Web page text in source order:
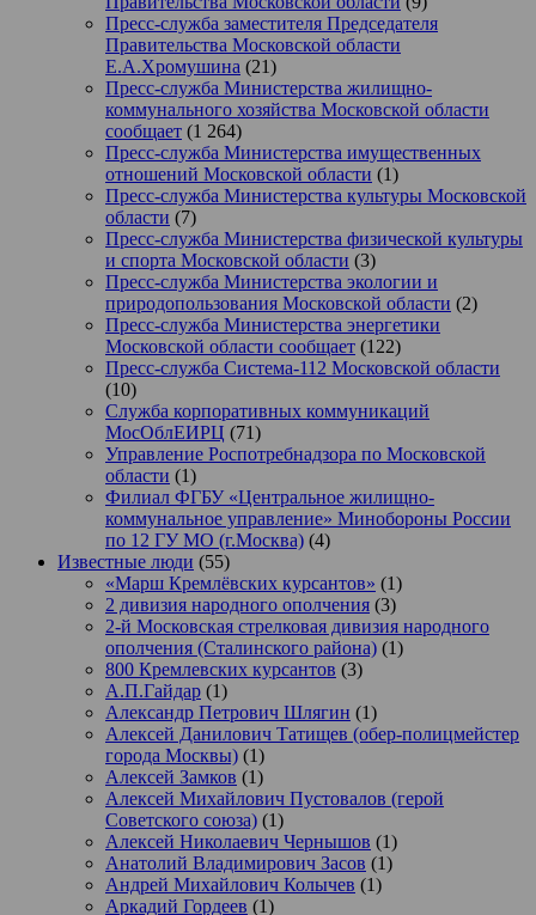
Пресс-служба заместителя Председателя
Правительства Московской области
Е.А.Хромушина (21)
Пресс-служба Министерства жилищно-
коммунального хозяйства Московской области
сообщает (1 264)
Пресс-служба Министерства имущественных
отношений Московской области (1)
Пресс-служба Министерства культуры Московской
области (7)
Пресс-служба Министерства физической культуры
и спорта Московской области (3)
Пресс-служба Министерства экологии и
природопользования Московской области (2)
Пресс-служба Министерства энергетики
Московской области сообщает (122)
Пресс-служба Система-112 Московской области
(10)
Служба корпоративных коммуникаций
МосОблЕИРЦ (71)
Управление Роспотребнадзора по Московской
области (1)
Филиал ФГБУ «Центральное жилищно-
коммунальное управление» Минобороны России
по 12 ГУ МО (г.Москва) (4)
Известные люди (55)
«Марш Кремлёвских курсантов» (1)
2 дивизия народного ополчения (3)
2-й Московская стрелковая дивизия народного
ополчения (Сталинского района) (1)
800 Кремлевских курсантов (3)
А.П.Гайдар (1)
Александр Петрович Шлягин (1)
Алексей Данилович Татищев (обер-полицмейстер
города Москвы) (1)
Алексей Замков (1)
Алексей Михайлович Пустовалов (герой
Советского союза) (1)
Алексей Николаевич Чернышов (1)
Анатолий Владимирович Засов (1)
Андрей Михайлович Колычев (1)
Аркадий Гордеев (1)